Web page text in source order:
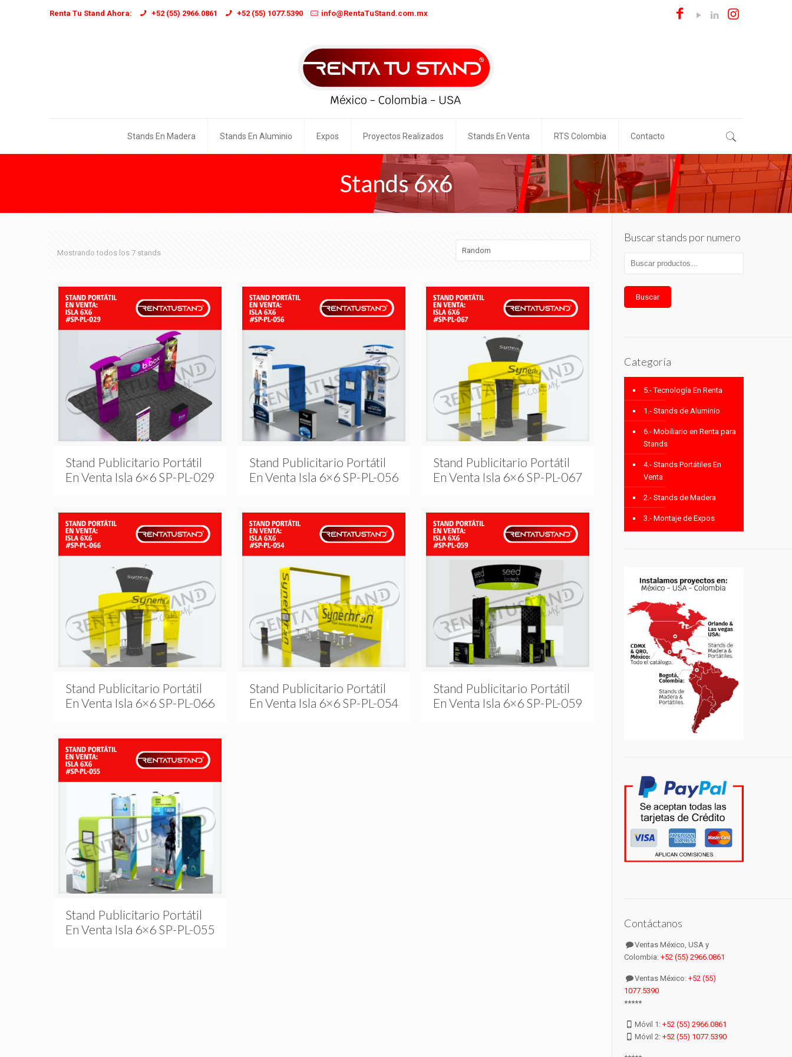
Renta Tu Stand Ahora: +52 (55) 2966.0861 +52 (55) 1077.5390 info@RentaTuStand.com.mx
Stands En Madera Stands En Aluminio Expos Proyectos Realizados Stands En Venta RTS Colombia Contacto
Stands 6x6
Mostrando todos los 7 stands
Stand Publicitario Portátil
En Venta Isla 6×6 SP-PL-029
Stand Publicitario Portátil
En Venta Isla 6×6 SP-PL-056
Stand Publicitario Portátil
En Venta Isla 6×6 SP-PL-067
Stand Publicitario Portátil
En Venta Isla 6×6 SP-PL-066
Stand Publicitario Portátil
En Venta Isla 6×6 SP-PL-054
Stand Publicitario Portátil
En Venta Isla 6×6 SP-PL-059
Stand Publicitario Portátil
En Venta Isla 6×6 SP-PL-055
Buscar stands por numero
Buscar
Categoría
5.- Tecnología En Renta
1.- Stands de Aluminio
6.- Mobiliario en Renta para
Stands
4.- Stands Portátiles En
Venta
2.- Stands de Madera
3.- Montaje de Expos
Contáctanos
Ventas México, USA y
Colombia: +52 (55) 2966.0861
Ventas México:+52 (55)
1077.5390
*****
Móvil 1:+52 (55) 2966.0861
Móvil 2:+52 (55) 1077.5390